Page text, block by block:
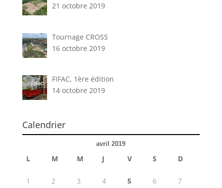
21 octobre 2019
Tournage CROSS
16 octobre 2019
FIFAC, 1ère édition
14 octobre 2019
Calendrier
avril 2019
L M M J V S D
1 2 3 4 5 6 7